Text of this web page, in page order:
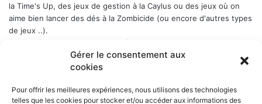
Gérer le consentement aux
cookies
Pour offrir les meilleures expériences, nous utilisons des technologies
telles que les cookies pour stocker et/ou accéder aux informations des
la Time's Up, des jeux de gestion à la Caylus ou des jeux où on
aime bien lancer des dés à la Zombicide (ou encore d'autres types
de jeux ..).
Les soirées-jeux sont ouvertes à tous (enfin quand même plutôt
aux adultes). Elles ont lieu chaque Week-end en alternance : 1er
samedi du mois, puis vendredi, puis samedi etc..., a Belbex (6
minuit...